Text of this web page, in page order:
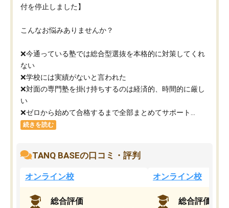
付を停止しました】
こんなお悩みありませんか？
❌今通っている塾では総合型選抜を本格的に対策してくれ
ない
❌学校には実績がないと言われた
❌対面の専門塾を掛け持ちするのは経済的、時間的に厳し
い
❌ゼロから始めて合格するまで全部まとめてサポート...
続きを読む
TANQ BASEの口コミ・評判
オンライン校
総合評価
オンライン校
総合評価